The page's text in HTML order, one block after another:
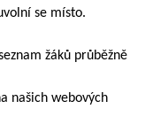
se místo.
žáků průběžně
našich webových